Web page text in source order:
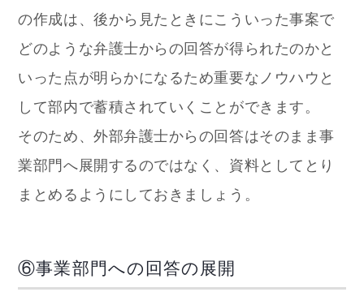
の作成は、後から見たときにこういった事案で
どのような弁護士からの回答が得られたのかと
いった点が明らかになるため重要なノウハウと
して部内で蓄積されていくことができます。
そのため、外部弁護士からの回答はそのまま事
業部門へ展開するのではなく、資料としてとり
まとめるようにしておきましょう。
⑥事業部門への回答の展開